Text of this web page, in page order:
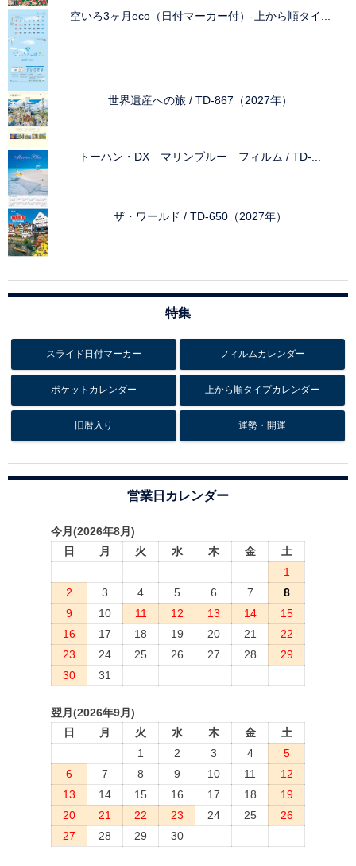
空いろ3ヶ月eco（日付マーカー付）-上から順タイ...
世界遺産への旅 / TD-867（2027年）
トーハン・DX マリンブルー フィルム / TD-...
ザ・ワールド / TD-650（2027年）
特集
スライド日付マーカー フィルムカレンダー
ポケットカレンダー 上から順タイプカレンダー
旧暦入り 運勢・開運
営業日カレンダー
今月(2026年8月)
日
月 火 水 木 金
土
1
2
3 4 5 6 7
8
9
10 11 12 13 14
15
16
17 18 19 20 21
22
23
24 25 26 27 28
29
30
31
翌月(2026年9月)
日
月 火 水 木 金
土
1
2 3 4
5
6
7 8 9 10 11
12
13
14 15 16 17 18
19
20
21 22 23 24 25
26
27
28 29 30